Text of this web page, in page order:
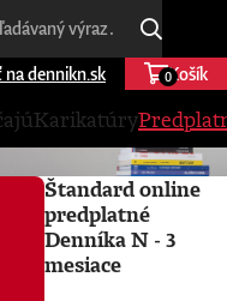
na dennikn.sk Košík
0
Karikatúry
Štandard online
predplatné
Denníka N - 3
mesiace